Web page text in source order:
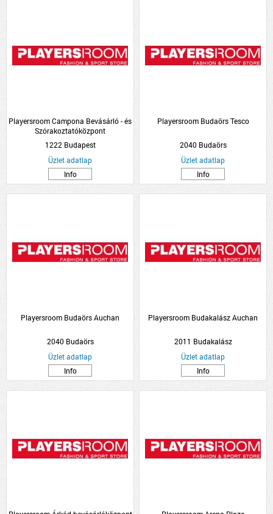
Playersroom Campona Bevásárló - és
Szórakoztatóközpont
1222 Budapest
Üzlet adatlap
Info
Playersroom Budaörs Tesco
2040 Budaörs
Üzlet adatlap
Info
Playersroom Budaörs Auchan
2040 Budaörs
Üzlet adatlap
Info
Playersroom Budakalász Auchan
2011 Budakalász
Üzlet adatlap
Info